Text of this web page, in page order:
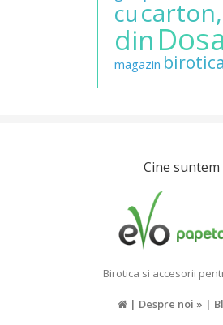
cucarton,
din
magazin birotica
Cine suntem
Birotica si accesorii
| Despre noi » |